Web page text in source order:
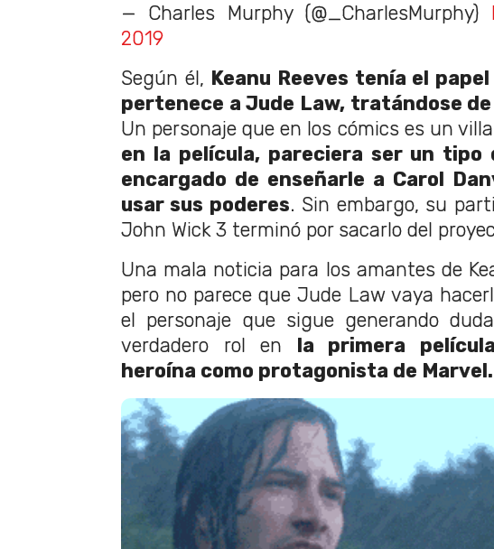
— Charles Murphy (@_CharlesMurphy)
2019
Según él, Keanu Reeves tenía el
pertenece a Jude Law, tratándose de
Un personaje que en los cómics es un
en la película, pareciera ser un tipo
encargado de enseñarle a Carol
usar sus poderes. Sin embargo, su
John Wick 3 terminó por sacarlo del
Una mala noticia para los amantes de
pero no parece que Jude Law vaya
el personaje que sigue generando
verdadero rol en la primera
heroína como protagonista de Marvel.